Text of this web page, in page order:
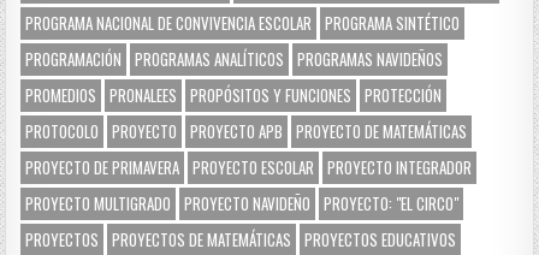
PROGRAMA NACIONAL DE CONVIVENCIA ESCOLAR
PROGRAMA SINTÉTICO
PROGRAMACIÓN
PROGRAMAS ANALÍTICOS
PROGRAMAS NAVIDEÑOS
PROMEDIOS
PRONALEES PROPÓSITOS Y FUNCIONES
PROTECCIÓN
PROTOCOLO
PROYECTO PROYECTO APB
PROYECTO DE MATEMÁTICAS
PROYECTO DE PRIMAVERA PROYECTO ESCOLAR
PROYECTO INTEGRADOR
PROYECTO MULTIGRADO
PROYECTO NAVIDEÑO
PROYECTO: "EL CIRCO"
PROYECTOS
PROYECTOS DE MATEMÁTICAS
PROYECTOS EDUCATIVOS